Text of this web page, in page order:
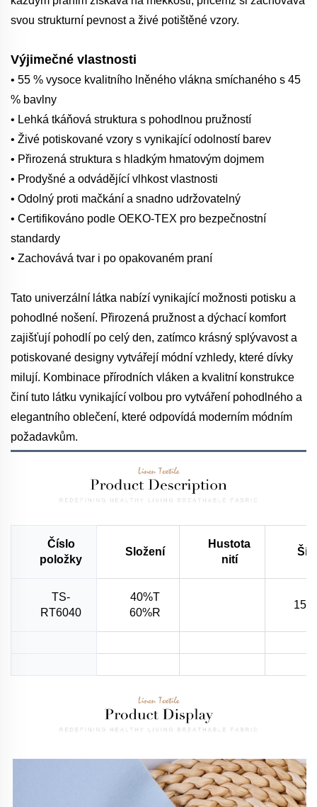
svou strukturní pevnost a živé potištěné vzory.
Výjimečné vlastnosti
• 55 % vysoce kvalitního lněného vlákna smíchaného s 45
% bavlny
• Lehká tkáňová struktura s pohodlnou pružností
• Živé potiskované vzory s vynikající odolností barev
• Přirozená struktura s hladkým hmatovým dojmem
• Prodyšné a odvádějící vlhkost vlastnosti
• Odolný proti mačkání a snadno udržovatelný
• Certifikováno podle OEKO-TEX pro bezpečnostní
standardy
• Zachovává tvar i po opakovaném praní
Tato univerzální látka nabízí vynikající možnosti potisku a
pohodlné nošení. Přirozená pružnost a dýchací komfort
zajišťují pohodlí po celý den, zatímco krásný splývavost a
potiskované designy vytvářejí módní vzhledy, které dívky
milují. Kombinace přírodních vláken a kvalitní konstrukce
činí tuto látku vynikající volbou pro vytváření pohodlného a
elegantního oblečení, které odpovídá moderním módním
požadavkům.
Číslo
položky
Složení
Hustota
nití
TS-
RT6040
40%T
60%R